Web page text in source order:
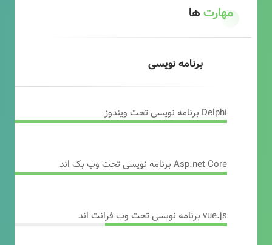
مهارتها
برنامه نویسی
Delphi برنامه نویسی تحت ویندوز
Asp.net Core برنامه نویسی تحت وب بک اند
vue.js برنامه نویسی تحت وب فرانت اند